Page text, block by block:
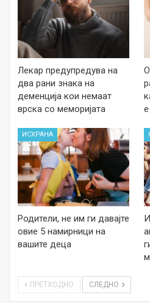
Лекар предупредува на
два рани знака на
деменција кои немаат
врска со меморијата
ИСХРАНА
Родители, не им ги давајте
овие 5 намирници на
вашите деца
ПРЕТХОДНО СЛЕДНО